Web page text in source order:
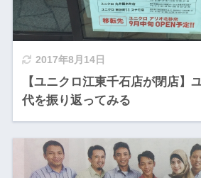
2017年8月14日
【ユニクロ江東千石店が閉店】
代を振り返ってみる